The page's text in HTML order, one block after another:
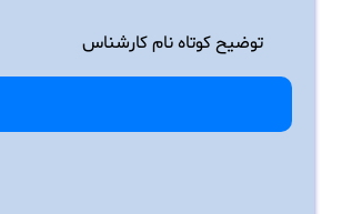
توضیح کوتاه نام کارشناس